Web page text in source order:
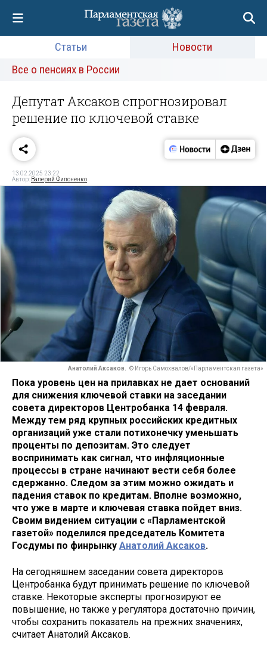
Статьи
Новости
Все о пенсиях в России
Депутат Аксаков спрогнозировал
решение по ключевой ставке
13.02.2025 23:22
Автор: Валерий Филоненко
Анатолий Аксаков. © Игорь Самохвалов/«Парламентская газета»
Пока уровень цен на прилавках не дает оснований
для снижения ключевой ставки на заседании
совета директоров Центробанка 14 февраля.
Между тем ряд крупных российских кредитных
организаций уже стали потихонечку уменьшать
проценты по депозитам. Это следует
воспринимать как сигнал, что инфляционные
процессы в стране начинают вести себя более
сдержанно. Следом за этим можно ожидать и
падения ставок по кредитам. Вполне возможно,
что уже в марте и ключевая ставка пойдет вниз.
Своим видением ситуации с «Парламентской
газетой» поделился председатель Комитета
Госдумы по финрынку Анатолий Аксаков.
На сегодняшнем заседании совета директоров
Центробанка будут принимать решение по ключевой
ставке. Некоторые эксперты прогнозируют ее
повышение, но также у регулятора достаточно причин,
чтобы сохранить показатель на прежних значениях,
считает Анатолий Аксаков.